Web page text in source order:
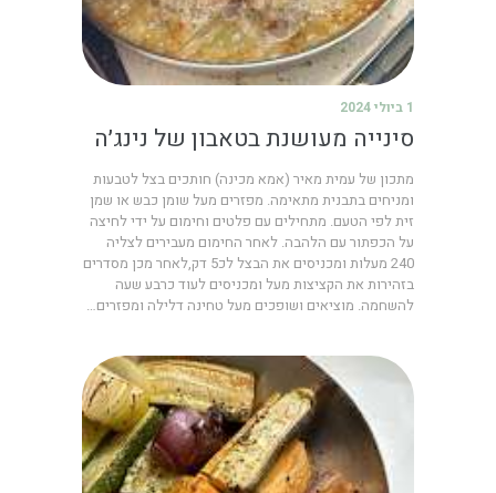
1 ביולי 2024
סינייה מעושנת בטאבון של נינג׳ה
מתכון של עמית מאיר (אמא מכינה) חותכים בצל לטבעות
ומניחים בתבנית מתאימה. מפזרים מעל שומן כבש או שמן
זית לפי הטעם. מתחילים עם פלטים וחימום על ידי לחיצה
על הכפתור עם הלהבה. לאחר החימום מעבירים לצליה
240 מעלות ומכניסים את הבצל לכ5 דק,לאחר מכן מסדרים
בזהירות את הקציצות מעל ומכניסים לעוד כרבע שעה
להשחמה. מוציאים ושופכים מעל טחינה דלילה ומפזרים…